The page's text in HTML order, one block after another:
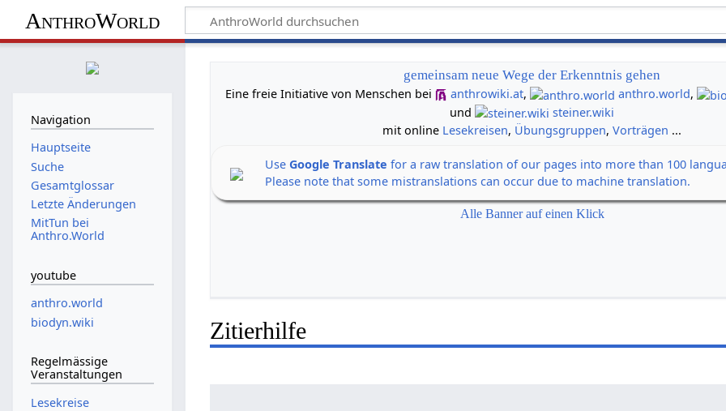
AnthroWorld
gemeinsam neue Wege der Erkenntnis gehen
Eine freie Initiative von Menschen bei
anthrowiki.at, anthro.world,
und
steiner.wiki
mit online Lesekreisen, Übungsgruppen,Vorträgen ...
UseGoogle Translate for a raw translation of our pages into more than 100
Please note that some mistranslations can occur due to machine translation.
Alle Banner auf einen Klick
Zitierhilfe
Navigation
Hauptseite
Suche
Gesamtglossar
Letzte Änderungen
MitTun bei
Anthro.World
youtube
anthro.world
biodyn.wiki
Regelmässige
Veranstaltungen
Lesekreise